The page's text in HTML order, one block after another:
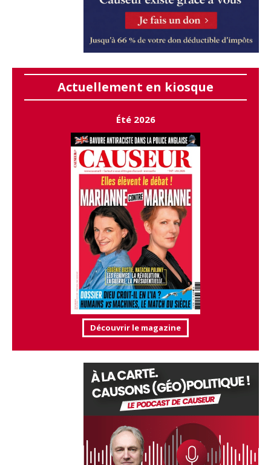
Actuellement en kiosque
Été 2026
Découvrir le magazine